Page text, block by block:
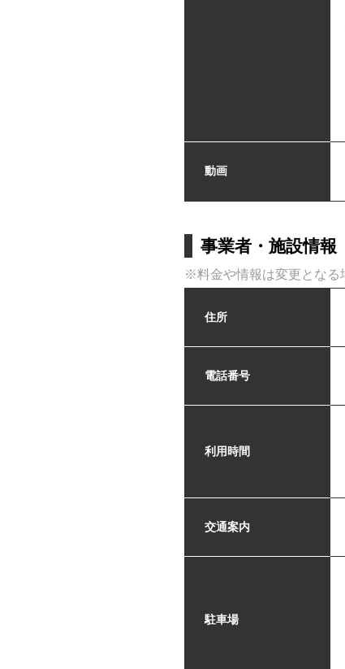
動画
事業者・施設情報
※料金や情報は変更となる
住所
電話番号
利用時間
交通案内
駐車場